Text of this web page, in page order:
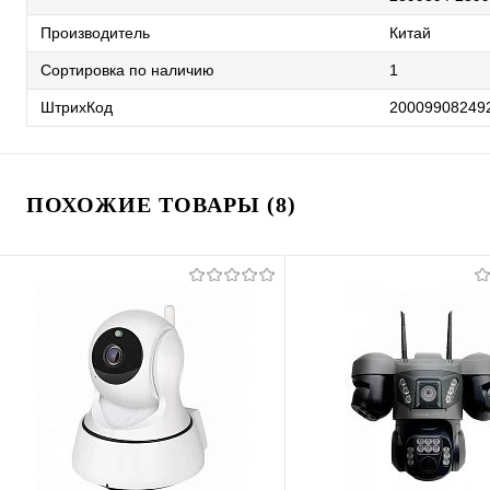
Производитель Китай
Сортировка по наличию 1
ШтрихКод
ПОХОЖИЕ ТОВАРЫ (8)